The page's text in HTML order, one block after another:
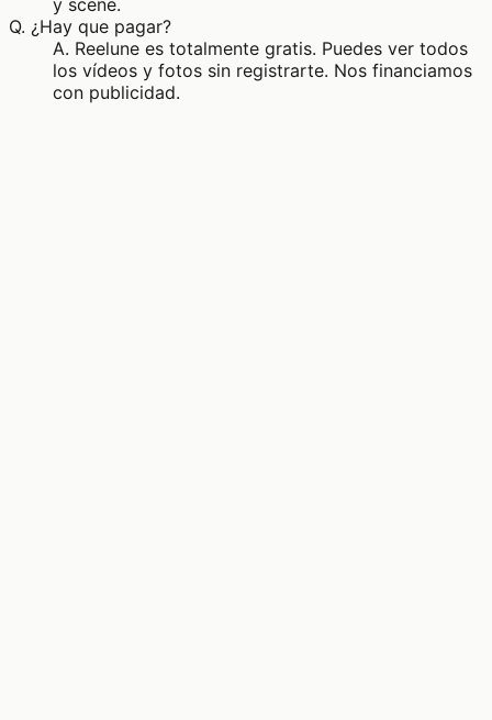
Q. ¿Hay que pagar?
A. Reelune es totalmente gratis. Puedes ver todos
los vídeos y fotos sin registrarte. Nos financiamos
con publicidad.